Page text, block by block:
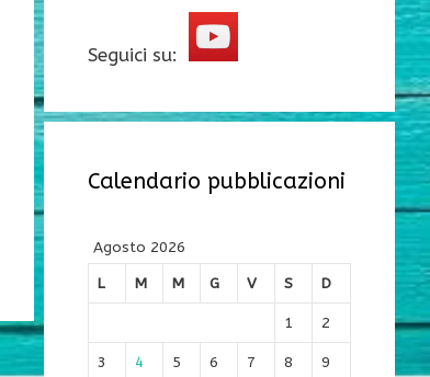
Seguici su:
Calendario pubblicazioni
Agosto 2026
L
M M G V S D
1 2
3 4 5 6 7 8 9